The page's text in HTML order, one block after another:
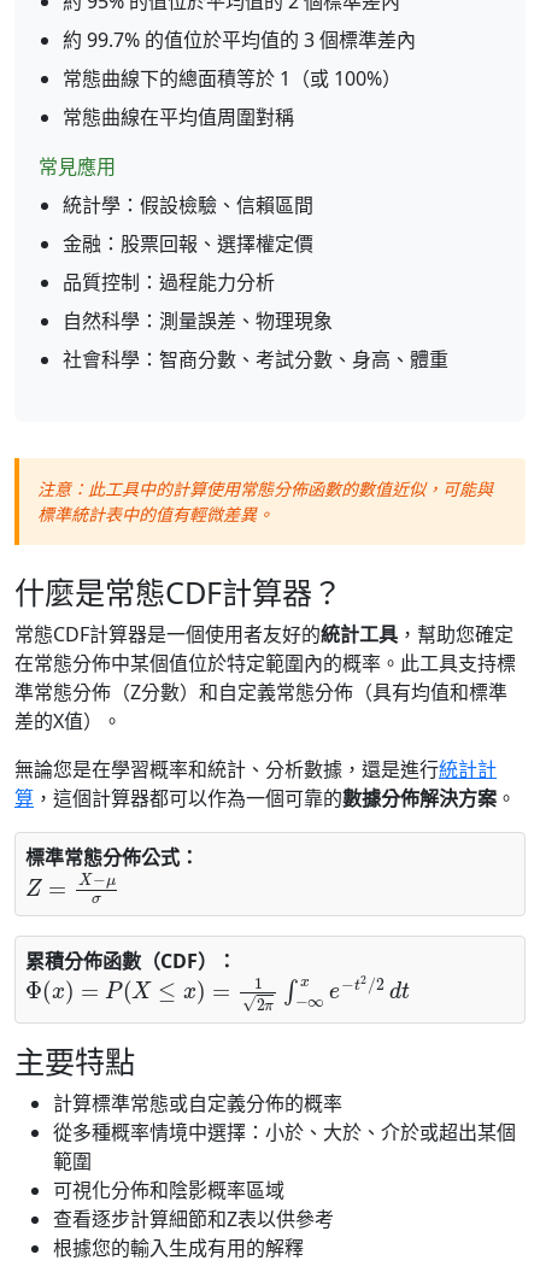
約 99.7% 的值位於平均值的 3 個標準差內
常態曲線下的總面積等於 1（或 100%）
常態曲線在平均值周圍對稱
常見應用
統計學：假設檢驗、信賴區間
金融：股票回報、選擇權定價
品質控制：過程能力分析
自然科學：測量誤差、物理現象
社會科學：智商分數、考試分數、身高、體重
注意：此工具中的計算使用常態分佈函數的數值近似，可能與
標準統計表中的值有輕微差異。
什麼是常態CDF計算器？
常態CDF計算器是一個使用者友好的統計工具 ，幫助您確定
在常態分佈中某個值位於特定範圍內的概率。此工具支持標
準常態分佈（Z分數）和自定義常態分佈（具有均值和標準
差的X值）。
無論您是在學習概率和統計、分析數據，還是進行統計計
算 ，這個計算器都可以作為一個可靠的數據分佈解決方案 。
標準常態分佈公式：
Z=X−μσ
累積分佈函數（CDF）：
Φ(x)=P(X≤x)=12π − x −t2 t
主要特點
計算標準常態或自定義分佈的概率
從多種概率情境中選擇：小於、大於、介於或超出某個
範圍
可視化分佈和陰影概率區域
查看逐步計算細節和Z表以供參考
根據您的輸入生成有用的解釋